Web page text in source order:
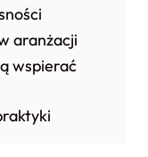
aranżacji
wspierać